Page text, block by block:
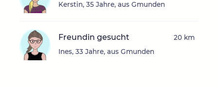
Kerstin, 35 Jahre, aus Gmunden
Freundin gesucht
Ines, 33 Jahre, aus Gmunden
20 km